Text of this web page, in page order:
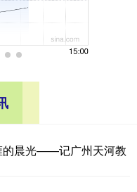
的晨光——记广州天河教